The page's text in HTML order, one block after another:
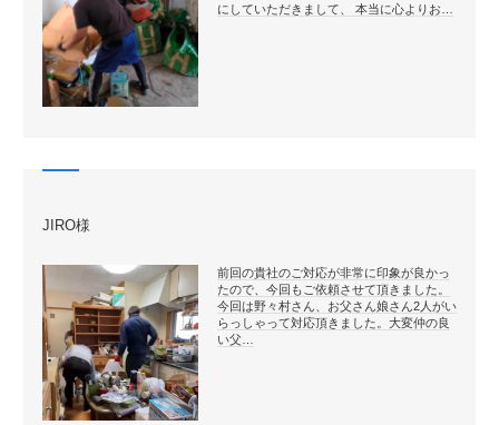
にしていただきまして、 本当に心よりお…
JIRO様
前回の貴社のご対応が非常に印象が良かっ
たので、今回もご依頼させて頂きました。
今回は野々村さん、お父さん娘さん2人がい
らっしゃって対応頂きました。大変仲の良
い父…